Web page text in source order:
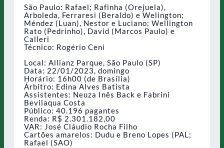
São Paulo: Rafael; Rafinha (Orejuela),
Arboleda, Ferraresi (Beraldo) e Welington;
Méndez (Luan), Nestor e Luciano; Wellington
Rato (Pedrinho), David (Marcos Paulo) e
Calleri
Técnico: Rogério Ceni
Local: Allianz Parque, São Paulo (SP)
Data: 22/01/2023, domingo
Horário: 16h00 (de Brasília)
Árbitro: Edina Alves Batista
Assistentes: Neuza Inês Back e Fabrini
Bevilaqua Costa
Público: 40.196 pagantes
Renda: R$ 2.301.182,00
VAR: José Cláudio Rocha Filho
Cartões amarelos: Dudu e Breno Lopes (PAL;
Rafael (SAO)